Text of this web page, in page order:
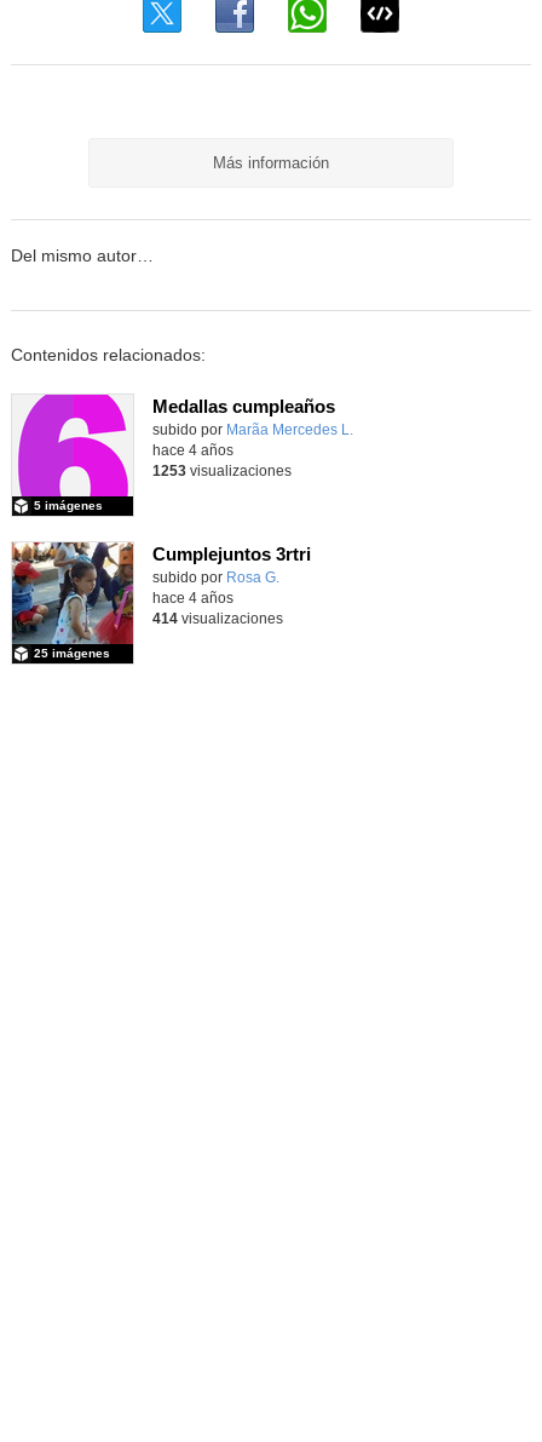
Más información
Del mismo autor…
Contenidos relacionados:
Medallas cumpleaños
Contenido educativo.
subido por Marã­a Mercedes L.
5 imágenes
hace 4 años
1253visualizaciones
Cumplejuntos 3rtri
Contenido educativo.
subido por Rosa G.
25 imágenes
hace 4 años
414visualizaciones